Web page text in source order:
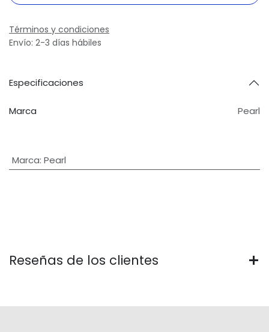
Términos y condiciones
Envío: 2-3 días hábiles
Especificaciones
Marca Pearl
Marca: Pearl
Reseñas de los clientes